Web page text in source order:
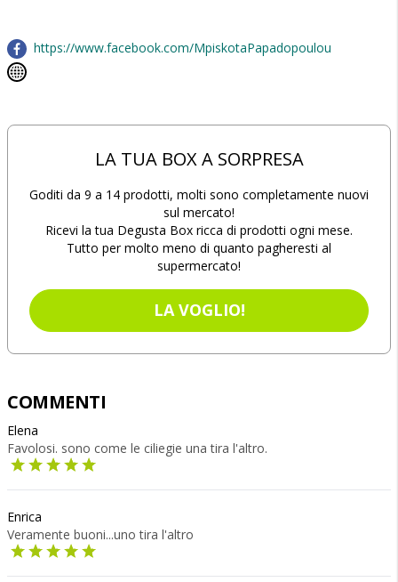
https://www.facebook.com/MpiskotaPapadopoulou
LA TUA BOX A SORPRESA
Goditi da 9 a 14 prodotti, molti sono completamente nuovi
sul mercato!
Ricevi la tua Degusta Box ricca di prodotti ogni mese.
Tutto per molto meno di quanto pagheresti al
supermercato!
LA VOGLIO!
COMMENTI
Elena
Favolosi. sono come le ciliegie una tira l'altro.
Enrica
Veramente buoni...uno tira l'altro